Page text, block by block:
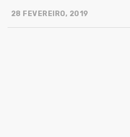
28 FEVEREIRO, 2019